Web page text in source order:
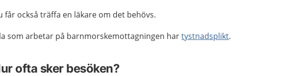
får också träffa en läkare om det behövs.
som arbetar på barnmorskemottagningen hartystnadsplikt.
ofta sker besöken?